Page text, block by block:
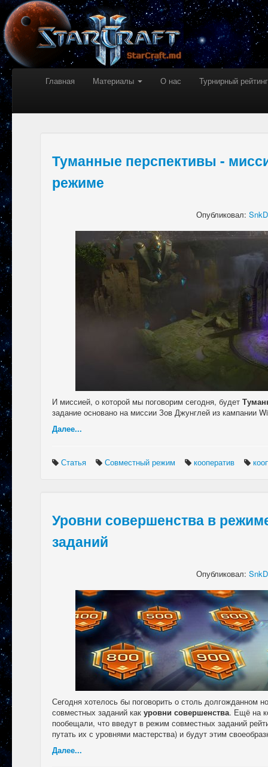
Главная Материалы О нас Турнирный рейтинг
Туманные перспективы -
режиме
Опубликовал:
И миссией, о которой мы поговорим сегодня, будет
задание основано на миссии Зов Джунглей из кампании
Далее...
Статья Совместный режим кооператив
Уровни совершенства в
заданий
Опубликовал:
Сегодня хотелось бы поговорить о столь долгожданном
совместных заданий как уровни совершенства. Ещё на
пообещали, что введут в режим совместных заданий
путать их с уровнями мастерства) и будут этим
Далее...